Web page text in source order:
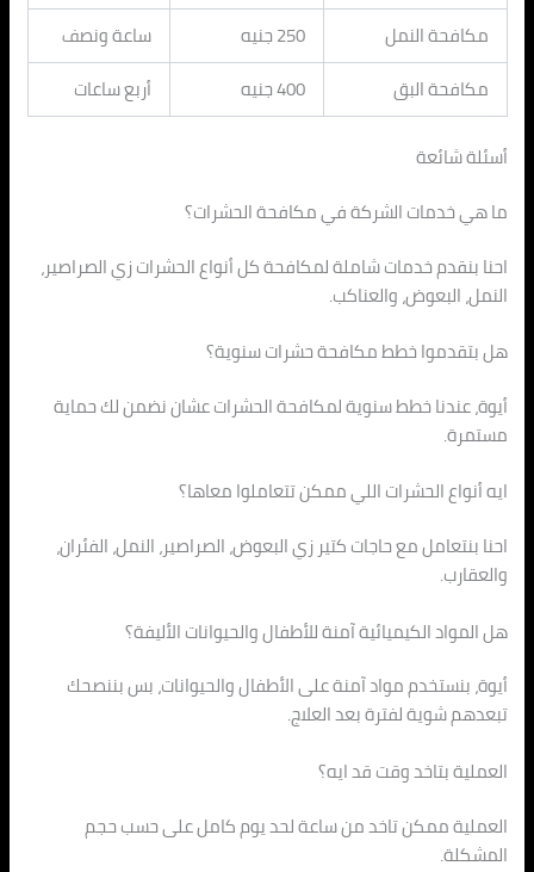
مكافحة النمل
250 جنيه
ساعة ونصف
مكافحة البق
400 جنيه أربع ساعات
أسئلة شائعة
ما هي خدمات الشركة في مكافحة الحشرات؟
احنا بنقدم خدمات شاملة لمكافحة كل أنواع الحشرات زي الصراصير،
النمل، البعوض، والعناكب.
هل بتقدموا خطط مكافحة حشرات سنوية؟
أيوة، عندنا خطط سنوية لمكافحة الحشرات عشان نضمن لك حماية
مستمرة.
ايه أنواع الحشرات اللي ممكن تتعاملوا معاها؟
احنا بنتعامل مع حاجات كتير زي البعوض، الصراصير، النمل، الفئران،
والعقارب.
هل المواد الكيميائية آمنة للأطفال والحيوانات الأليفة؟
أيوة، بنستخدم مواد آمنة على الأطفال والحيوانات، بس بننصحك
تبعدهم شوية لفترة بعد العلاج.
العملية بتاخد وقت قد ايه؟
العملية ممكن تاخد من ساعة لحد يوم كامل على حسب حجم
المشكلة.